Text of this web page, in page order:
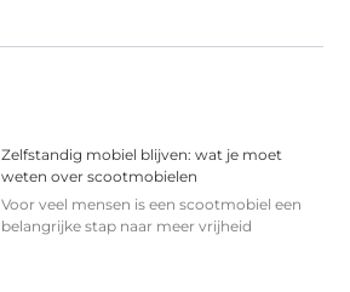
Zelfstandig mobiel blijven: wat je moet
weten over scootmobielen
Voor veel mensen is een scootmobiel een
belangrijke stap naar meer vrijheid